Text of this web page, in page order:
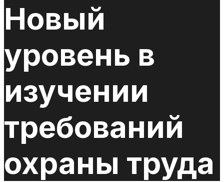
Новый
уровень в
изучении
требований
охраны труда